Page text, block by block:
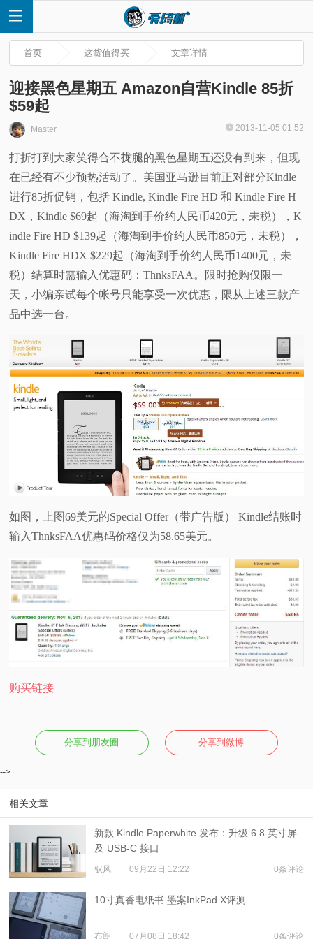
首
页
快
讯
测
频
科
验
专
题
首页 这货值得买 文章详情
迎接黑色星期五 Amazon自营Kindle 85折
$59起
Master 2013-11-05 01:52
打折打到大家笑得合不拢腿的黑色星期五还没有到来，但现
在已经有不少预热活动了。美国亚马逊目前正对部分Kindle
进行85折促销，包括 Kindle, Kindle Fire HD 和 Kindle Fire H
DX，Kindle $69起（海淘到手价约人民币420元，未税），K
indle Fire HD $139起（海淘到手价约人民币850元，未税），
Kindle Fire HDX $229起（海淘到手价约人民币1400元，未
税）结算时需输入优惠码：ThnksFAA。限时抢购仅限一
天，小编亲试每个帐号只能享受一次优惠，限从上述三款产
品中选一台。
如图，上图69美元的Special Offer（带广告版） Kindle结账时
输入ThnksFAA优惠码价格仅为58.65美元。
购买链接
分享到朋友圈 分享到微博
-->
相关文章
新款 Kindle Paperwhite 发布：升级 6.8 英寸屏
及 USB-C 接口
驭风 09月22日 12:22 0条评论
10寸真香电纸书 墨案InkPad X评测
布朗 07月08日 18:42 0条评论